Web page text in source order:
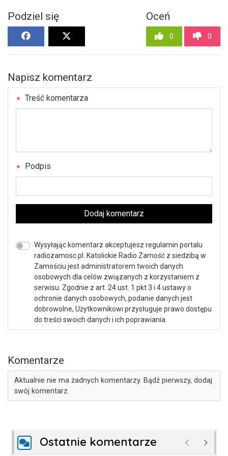
Podziel się Oceń
0 0
Napisz komentarz
Treść komentarza
Podpis
Dodaj komentarz
Wysyłając komentarz akceptujesz regulamin portalu
radiozamosc.pl. Katolickie Radio Zamość z siedzibą w
Zamościu jest administratorem twoich danych
osobowych dla celów związanych z korzystaniem z
serwisu. Zgodnie z art. 24 ust. 1 pkt 3 i 4 ustawy o
ochronie danych osobowych, podanie danych jest
dobrowolne, Użytkownikowi przysługuje prawo dostępu
do treści swoich danych i ich poprawiania.
Komentarze
Aktualnie nie ma żadnych komentarzy. Bądź pierwszy, dodaj
swój komentarz.
Ostatnie komentarze Poprzednie